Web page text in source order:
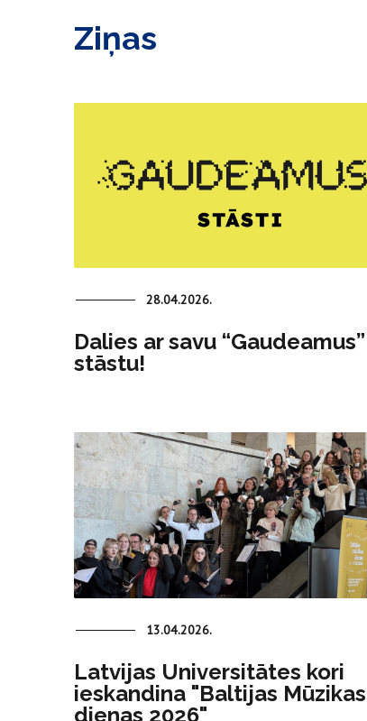
Ziņas
28.04.2026.
Dalies ar savu “Gaudeamus”
stāstu!
13.04.2026.
Latvijas Universitātes kori
ieskandina "Baltijas Mūzikas
dienas 2026"